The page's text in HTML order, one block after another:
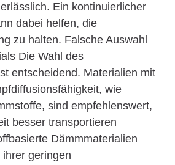
Ein kontinuierlicher
dabei helfen, die
zu halten. Falsche Auswahl
Die Wahl des
entscheidend. Materialien mit
wie
sind empfehlenswert,
besser transportieren
Dämmmaterialien
geringen